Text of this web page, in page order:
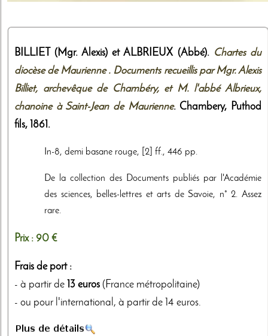
BILLIET (Mgr. Alexis) et ALBRIEUX (Abbé). Chartes du
diocèse de Maurienne . Documents recueillis par Mgr. Alexis
Billiet, archevêque de Chambéry, et M. l'abbé Albrieux,
chanoine à Saint-Jean de Maurienne. Chambery, Puthod
fils, 1861 .
In-8, demi basane rouge, [2] ff., 446 pp.
De la collection des Documents publiés par l'Académie
des sciences, belles-lettres et arts de Savoie, n° 2. Assez
rare.
Prix : 90 €
Frais de port :
- à partir de 13 euros (France métropolitaine)
- ou pour l'international, à partir de 14 euros.